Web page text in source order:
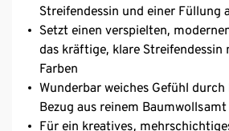
Streifendessin und einer Füllung
Setzt einen verspielten,
das kräftige, klare
Farben
Wunderbar weiches Gefühl
Bezug aus reinem Baumwollsamt
Für ein kreatives,